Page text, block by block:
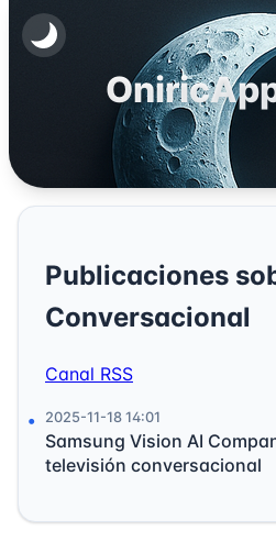
Publicaciones
Conversacional
Canal RSS
2025-11-18 14:01
Samsung Vision AI
televisión conversacional